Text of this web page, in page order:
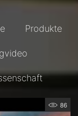
Produkte
86